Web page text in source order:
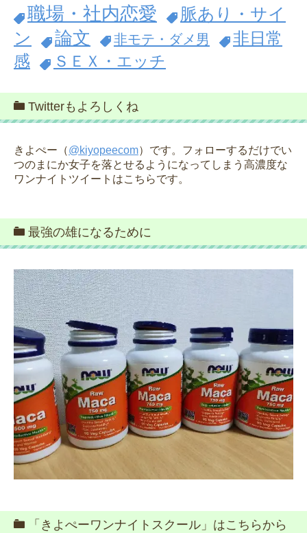
職場・社内恋愛
脈あり・サイ
ン
論文 非モテ・ダメ男
非日常
感
ＳＥＸ・エッチ
Twitterもよろしくね
きよぺー（@kiyopeecom）です。フォローするだけでい
つのまにか女子を落とせるようになってしまう高濃度な
ワンナイトツイートはこちらです。
最強の雄になるために
「きよぺーワンナイトスクール」はこちらから